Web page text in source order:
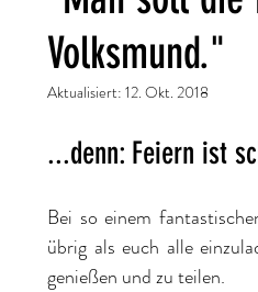
Volksmund."
Aktualisiert: 12. Okt. 2018
...denn: Feiern ist
Bei so einem
übrig als euch alle
genießen und zu teilen.